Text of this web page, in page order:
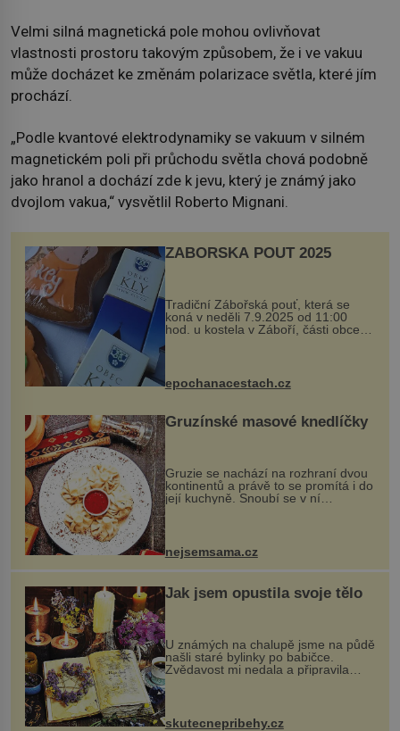
Velmi silná magnetická pole mohou ovlivňovat
vlastnosti prostoru takovým způsobem, že i ve vakuu
může docházet ke změnám polarizace světla, které jím
prochází.
„Podle kvantové elektrodynamiky se vakuum v silném
magnetickém poli při průchodu světla chová podobně
jako hranol a dochází zde k jevu, který je známý jako
dvojlom vakua,“ vysvětlil Roberto Mignani.
ZÁBOŘSKÁ POUŤ 2025
Tradiční Zábořská pouť, která se
koná v neděli 7.9.2025 od 11:00
hod. u kostela v Záboří, části obce
Kly u Mělníka. V programu naleznete
komentovanou prohlídku kostela,
epochanacestach.cz
Gruzínské masové knedlíčky
Gruzie se nachází na rozhraní dvou
kontinentů a právě to se promítá i do
její kuchyně. Snoubí se v ní
evropské a asijské chutě a díky tomu
pokrmy, které rozhodně st...
nejsemsama.cz
Jak jsem opustila svoje tělo
U známých na chalupě jsme na půdě
našli staré bylinky po babičce.
Zvědavost mi nedala a připravila
jsem si z nich lektvar… Zimní pobyt
na chalupě se pro mě vlastní vinou
změnil v děsivý zážitek, na kt...
skutecnepribehy.cz